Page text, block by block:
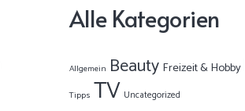
Alle Kategorien
Allgemein Beauty Freizeit & Hobby
Tipps TV Uncategorized